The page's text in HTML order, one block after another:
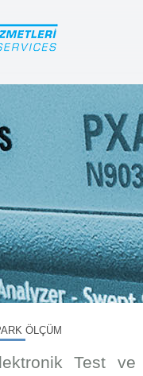
ÖLÇÜM
Test